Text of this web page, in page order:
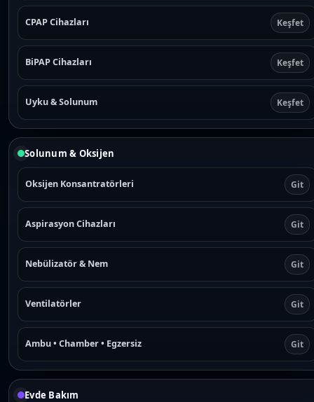
CPAP Cihazları Keşfet
BiPAP Cihazları Keşfet
Uyku & Solunum Keşfet
Solunum & Oksijen
Oksijen Konsantratörleri Git
Aspirasyon Cihazları Git
Nebülizatör & Nem Git
Ventilatörler Git
Ambu • Chamber • Egzersiz Git
Evde Bakım